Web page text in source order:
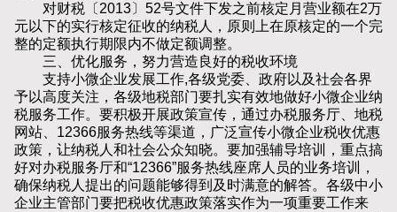
对财税〔2013〕52号文件下发之前核定月营业额在2万
元以下的实行核定征收的纳税人，原则上在原核定的一个完
整的定额执行期限内不做定额调整。
三、优化服务，努力营造良好的税收环境
支持小微企业发展工作,各级党委、政府以及社会各界
予以高度关注，各级地税部门要扎实有效地做好小微企业纳
税服务工作。要积极开展政策宣传，通过办税服务厅、地税
网站、12366服务热线等渠道，广泛宣传小微企业税收优惠
政策，让纳税人和社会公众知晓。要加强辅导培训，重点搞
好对办税服务厅和“12366”服务热线座席人员的业务培训，
确保纳税人提出的问题能够得到及时满意的解答。各级中小
企业主管部门要把税收优惠政策落实作为一项重要工作来